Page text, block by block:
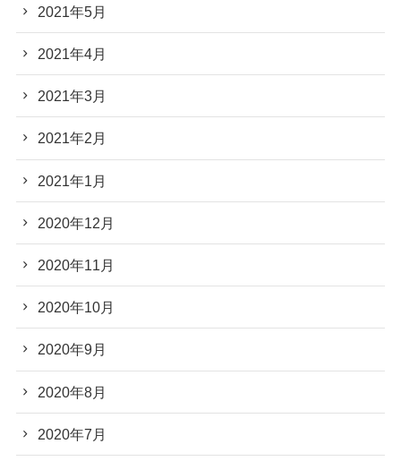
2021年5月
2021年4月
2021年3月
2021年2月
2021年1月
2020年12月
2020年11月
2020年10月
2020年9月
2020年8月
2020年7月